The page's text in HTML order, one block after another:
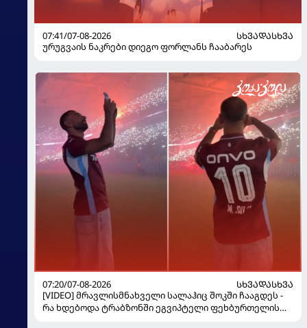
07:41/07-08-2026
ᲡᲮᲕᲐᲓᲐᲡᲮᲕᲐ
ურუგვაის ნაკრები დიეგო ფორლანს ჩააბარეს
07:20/07-08-2026
ᲡᲮᲕᲐᲓᲐᲡᲮᲕᲐ
[VIDEO] მრავლისმნახველი სალაჰიც შოკში ჩააგდეს -
რა ხდებოდა ტრაბზონში ეგვიპტელი ფეხბურთელის